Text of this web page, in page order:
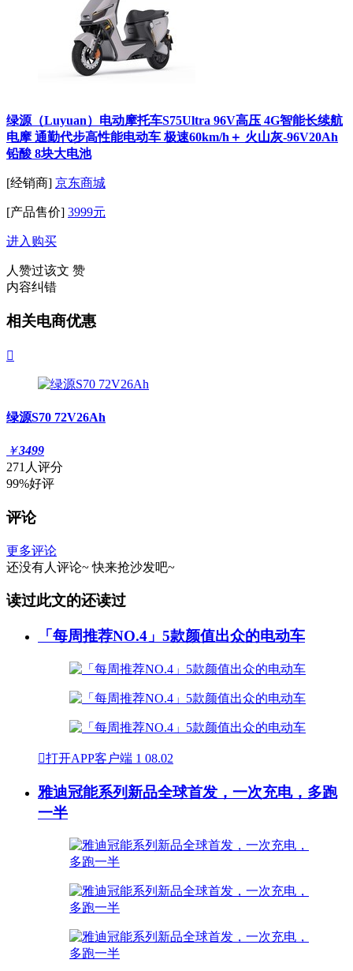
绿源（Luyuan）电动摩托车S75Ultra 96V高压 4G智能长续航
电摩 通勤代步高性能电动车 极速60km/h＋ 火山灰-96V20Ah
铅酸 8块大电池
[经销商] 京东商城
[产品售价] 3999元
进入购买
人赞过该文 赞
内容纠错
相关电商优惠

绿源S70 72V26Ah
￥3499
271人评分
99%好评
评论
更多评论
还没有人评论~ 快来抢沙发吧~
读过此文的还读过
「每周推荐NO.4」5款颜值出众的电动车
打开APP客户端 1 08.02
雅迪冠能系列新品全球首发，一次充电，多跑
一半